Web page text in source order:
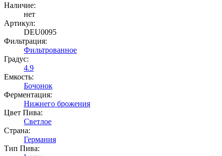
Наличие:
нет
Артикул:
DEU0095
Фильтрация:
Фильтрованное
Градус:
4.9
Емкость:
Бочонок
Ферментация:
Нижнего брожения
Цвет Пива:
Светлое
Страна:
Германия
Тип Пива: